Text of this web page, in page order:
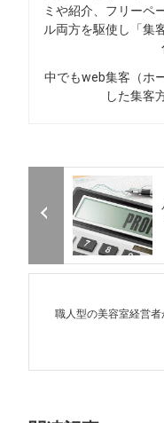
ミや紹介、フリーペ
ル両方を駆使し「集
中でもweb集客（ホ
した集客
職人型の美容室経営